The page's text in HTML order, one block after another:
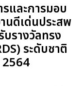
และการมอบ
นดีเด่นประสพ
บรางวัลทรง
ระดับชาติ
2564